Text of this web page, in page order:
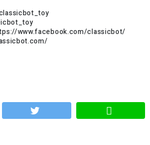
www.facebook.com/classicbot/